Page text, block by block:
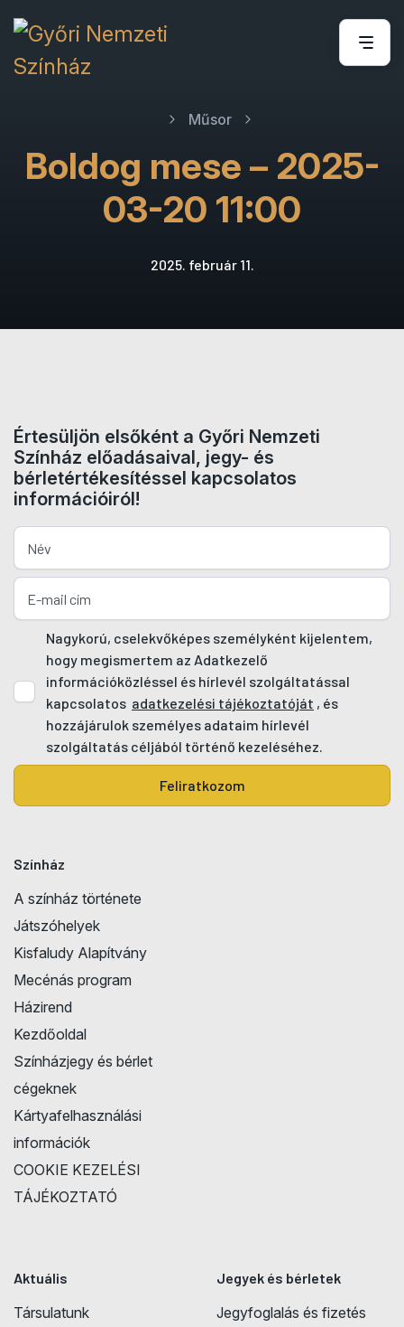
Műsor
Boldog mese – 2025-
03-20 11:00
2025. február 11.
Értesüljön elsőként a Győri Nemzeti
Színház előadásaival, jegy- és
bérletértékesítéssel kapcsolatos
információiról!
Nagykorú, cselekvőképes személyként kijelentem,
hogy megismertem az Adatkezelő
információközléssel és hírlevél szolgáltatással
kapcsolatos adatkezelési tájékoztatóját , és
hozzájárulok személyes adataim hírlevél
szolgáltatás céljából történő kezeléséhez.
Feliratkozom
Színház
A színház története
Játszóhelyek
Kisfaludy Alapítvány
Mecénás program
Házirend
Kezdőoldal
Színházjegy és bérlet
cégeknek
Kártyafelhasználási
információk
COOKIE KEZELÉSI
TÁJÉKOZTATÓ
Aktuális
Társulatunk
Jegyek és bérletek
Jegyfoglalás és fizetés